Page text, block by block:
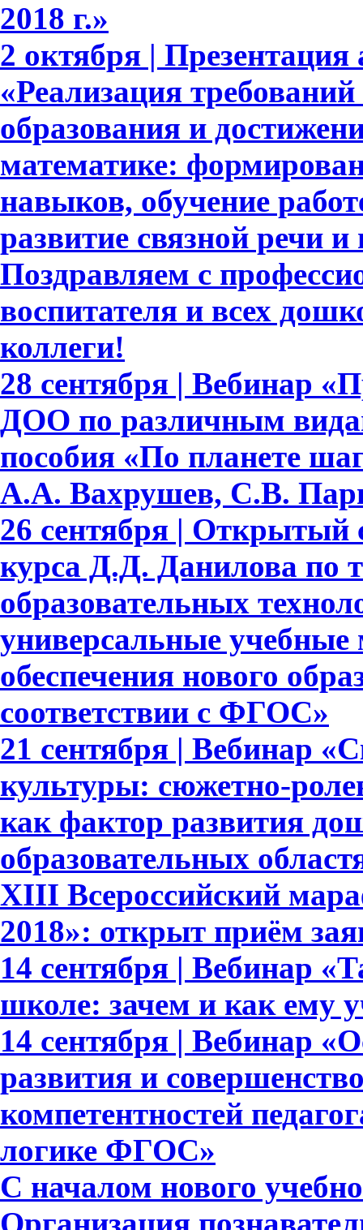
2018 г.»
2 октября | Презентация
«Реализация
образования и
математике:
навыков, обучение
развитие связной речи
Поздравляем с
воспитателя и всех
коллеги!
28 сентября | Вебинар
ДОО по различным
пособия «По планете
А.А. Вахрушев, С.В.
26 сентября | Открытый
курса Д.Д. Данилова по
образовательных
универсальные учебные
обеспечения нового
соответствии с ФГОС»
21 сентября | Вебинар
культуры: сюжетно-
как фактор развития
образовательных
XIII Всероссийский
2018»: открыт приём
14 сентября | Вебинар
школе: зачем и как ему
14 сентября | Вебинар
развития и
компетентностей
логике ФГОС»
С началом нового